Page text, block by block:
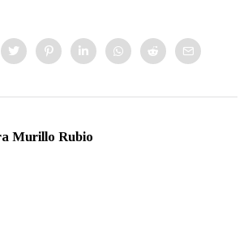
Murillo Rubio